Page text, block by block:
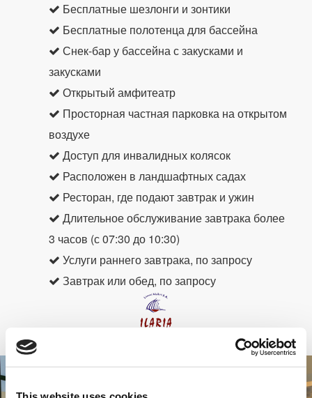
Бесплатные шезлонги и зонтики
Бесплатные полотенца для бассейна
Снек-бар у бассейна с закусками и
закусками
Открытый амфитеатр
Просторная частная парковка на открытом
воздухе
Доступ для инвалидных колясок
Расположен в ландшафтных садах
Ресторан, где подают завтрак и ужин
Длительное обслуживание завтрака более
3 часов (с 07:30 до 10:30)
Услуги раннего завтрака, по запросу
Завтрак или обед, по запросу